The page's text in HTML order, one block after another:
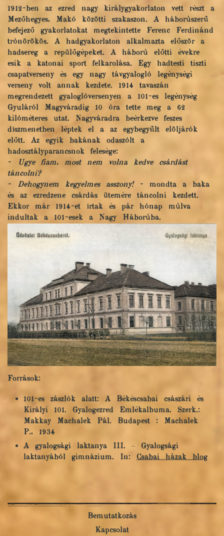
1912-ben az ezred nagy királygyakorlaton vett részt a
Mezőhegyes, Makó közötti szakaszon. A háborúszerű
befejező gyakorlatokat megtekintette Ferenc Ferdinánd
trónörökös. A hadgyakorlaton alkalmazta először a
hadsereg a repülőgépeket. A háború előtti évekre
esik a katonai sport felkarolása. Egy hadtesti tiszti
csapatverseny és egy nagy távgyalogló legénységi
verseny volt annak kezdete. 1914 tavaszán
megrendezett gyaloglóversenyen a 101-es legénység
Gyuláról Magyváradig 10 óra tette meg a 62
kilóméteres utat. Nagyváradra beérkezve feszes
díszmenetben léptek el a az egybegyűlt elöljárók
előtt. Az egyik bakának odaszólt a
hadosztályparancsnok felesége:
-
Ugye fiam, most nem volna kedve csárdást
táncolni?
- Dehogynem kegyelmes asszony!- mondta a baka
és az ezredzene csárdás ütemére táncolni kezdett.
Ekkor már 1914-et írtak és pár hónap múlva
indultak a 101-esek a Nagy Háborúba.
Források:
101-es zászlók alatt: A Békéscsabai császári és
Királyi 101. Gyalogezred Emlékalbuma. Szerk.:
Makkay Machalek Pál. Budapest : Machalek
P., 1934
A gyalogsági laktanya III. – Gyalogsági
laktanyából gimnázium. In: Csabai házak blog
Bemutatkozás
Kapcsolat